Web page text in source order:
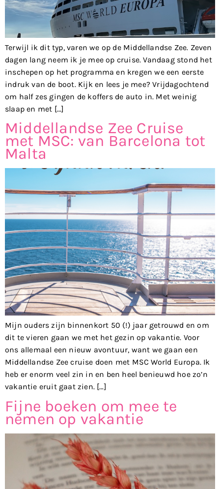
Terwijl ik dit typ, varen we op de Middellandse Zee. Zeven
dagen lang neem ik je mee op cruise. Vandaag stond het
inschepen op het programma en kregen we een eerste
indruk van de boot. Kijk en lees je mee? Vrijdagochtend
om half zes gingen de koffers de auto in. Met weinig
slaap en met […]
Middellandse Zee Cruise
met MSC: van Barcelona tot
Malta
Mijn ouders zijn binnenkort 50 (!) jaar getrouwd en om
dit te vieren gaan we met het gezin op vakantie. Voor
ons allemaal een nieuw avontuur, want we gaan een
Middellandse Zee cruise doen met MSC World Europa. Ik
heb er enorm veel zin in en ben heel benieuwd hoe zo’n
vakantie eruit gaat zien. […]
Fijne boeken om mee te
nemen op vakantie